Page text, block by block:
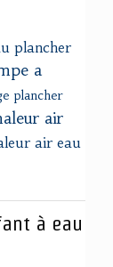
plancher
a
plancher
air
air eau
à eau